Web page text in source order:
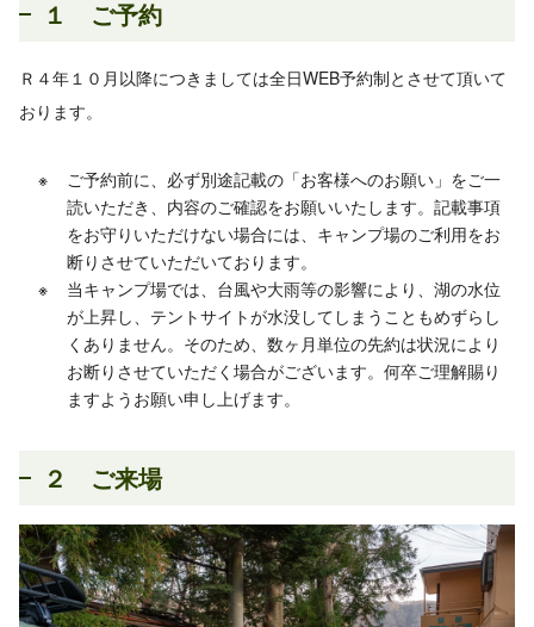
１ ご予約
Ｒ４年１０月以降につきましては全日WEB予約制とさせて頂いて
おります。
ご予約前に、必ず別途記載の「お客様へのお願い」をご一
読いただき、内容のご確認をお願いいたします。記載事項
をお守りいただけない場合には、キャンプ場のご利用をお
断りさせていただいております。
当キャンプ場では、台風や大雨等の影響により、湖の水位
が上昇し、テントサイトが水没してしまうこともめずらし
くありません。そのため、数ヶ月単位の先約は状況により
お断りさせていただく場合がございます。何卒ご理解賜り
ますようお願い申し上げます。
２ ご来場